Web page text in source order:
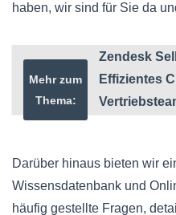
haben, wir sind für Sie da
Mehr zum
Thema:
Zendesk
Effizientes
Darüber hinaus bieten wir
Wissensdatenbank und
häufig gestellte Fragen,